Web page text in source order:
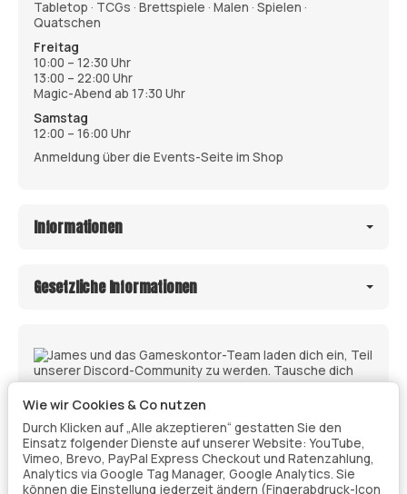
Tabletop · TCGs · Brettspiele · Malen · Spielen ·
Quatschen
Freitag
10:00 – 12:30 Uhr
13:00 – 22:00 Uhr
Magic-Abend ab 17:30 Uhr
Samstag
12:00 – 16:00 Uhr
Anmeldung über die Events-Seite im Shop
Informationen
Gesetzliche Informationen
Wie wir Cookies & Co nutzen
Durch Klicken auf „Alle akzeptieren“ gestatten Sie den
Einsatz folgender Dienste auf unserer Website: YouTube,
Vimeo, Brevo, PayPal Express Checkout und Ratenzahlung,
Analytics via Google Tag Manager, Google Analytics. Sie
können die Einstellung jederzeit ändern (Fingerabdruck-Icon